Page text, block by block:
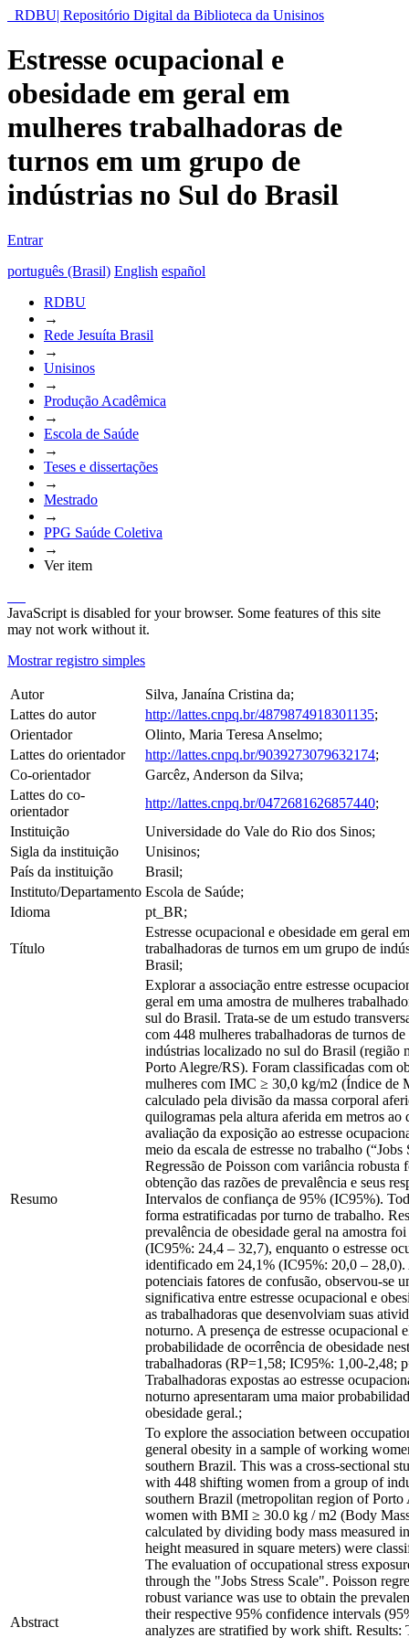
RDBU| Repositório Digital da Biblioteca da Unisinos
Estresse ocupacional e
obesidade em geral em
mulheres trabalhadoras de
turnos em um grupo de
indústrias no Sul do Brasil
Entrar
português (Brasil) English español
RDBU
→
Rede Jesuíta Brasil
→
Unisinos
→
Produção Acadêmica
→
Escola de Saúde
→
Teses e dissertações
→
Mestrado
→
PPG Saúde Coletiva
→
Ver item
JavaScript is disabled for your browser. Some features of this site
may not work without it.
Mostrar registro simples
Autor
Silva, Janaína Cristina da;
Lattes do autor
http://lattes.cnpq.br/4879874918301135;
Orientador
Olinto, Maria Teresa Anselmo;
Lattes do orientador
http://lattes.cnpq.br/9039273079632174;
Co-orientador
Garcêz, Anderson da Silva;
Lattes do co-
orientador
http://lattes.cnpq.br/0472681626857440;
Instituição
Universidade do Vale do Rio dos Sinos;
Sigla da instituição
Unisinos;
País da instituição
Brasil;
Instituto/Departamento Escola de Saúde;
Idioma
pt_BR;
Título
Estresse ocupacional e obesidade em geral
trabalhadoras de turnos em um grupo de
Brasil;
Resumo
Explorar a associação entre estresse
geral em uma amostra de mulheres
sul do Brasil. Trata-se de um estudo
com 448 mulheres trabalhadoras de turnos
indústrias localizado no sul do Brasil (região
Porto Alegre/RS). Foram classificadas com
mulheres com IMC ≥ 30,0 kg/m2 (Índice de
calculado pela divisão da massa corporal
quilogramas pela altura aferida em metros ao
avaliação da exposição ao estresse
meio da escala de estresse no trabalho (“Jobs
Regressão de Poisson com variância robusta
obtenção das razões de prevalência e seus
Intervalos de confiança de 95% (IC95%).
forma estratificadas por turno de trabalho.
prevalência de obesidade geral na amostra
(IC95%: 24,4 – 32,7), enquanto o estresse
identificado em 24,1% (IC95%: 20,0 – 28,0).
potenciais fatores de confusão, observou-se
significativa entre estresse ocupacional e
as trabalhadoras que desenvolviam suas
noturno. A presença de estresse ocupacional
probabilidade de ocorrência de obesidade
trabalhadoras (RP=1,58; IC95%: 1,00-2,48;
Trabalhadoras expostas ao estresse
noturno apresentaram uma maior
obesidade geral.;
Abstract
To explore the association between
general obesity in a sample of working
southern Brazil. This was a cross-sectional
with 448 shifting women from a group of
southern Brazil (metropolitan region of
women with BMI ≥ 30.0 kg / m2 (Body
calculated by dividing body mass measured
height measured in square meters) were
The evaluation of occupational stress
through the "Jobs Stress Scale". Poisson
robust variance was use to obtain the
their respective 95% confidence intervals
analyzes are stratified by work shift. Results: